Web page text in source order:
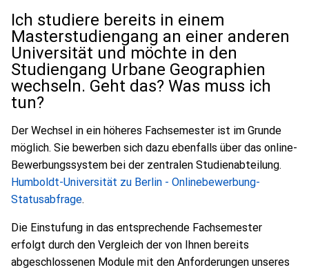
Ich studiere bereits in einem
Masterstudiengang an einer anderen
Universität und möchte in den
Studiengang Urbane Geographien
wechseln. Geht das? Was muss ich
tun?
Der Wechsel in ein höheres Fachsemester ist im Grunde
möglich. Sie bewerben sich dazu ebenfalls über das online-
Bewerbungssystem bei der zentralen Studienabteilung.
Humboldt-Universität zu Berlin - Onlinebewerbung-
Statusabfrage.
Die Einstufung in das entsprechende Fachsemester
erfolgt durch den Vergleich der von Ihnen bereits
abgeschlossenen Module mit den Anforderungen unseres